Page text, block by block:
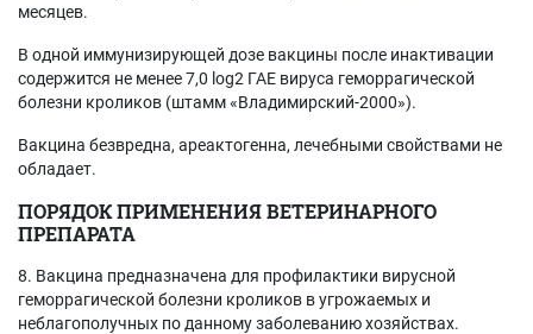
месяцев.
В одной иммунизирующей дозе вакцины после инактивации
содержится не менее 7,0 log2 ГАЕ вируса геморрагической
болезни кроликов (штамм «Владимирский-2000»).
Вакцина безвредна, ареактогенна, лечебными свойствами не
обладает.
ПОРЯДОК ПРИМЕНЕНИЯ ВЕТЕРИНАРНОГО
ПРЕПАРАТА
8. Вакцина предназначена для профилактики вирусной
геморрагической болезни кроликов в угрожаемых и
неблагополучных по данному заболеванию хозяйствах.